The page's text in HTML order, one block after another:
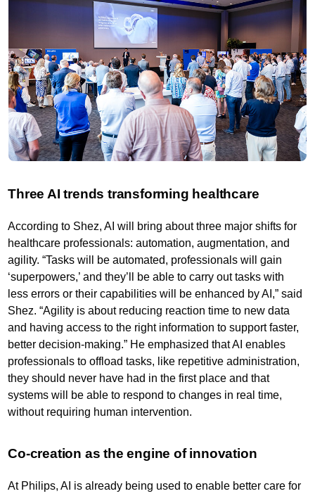
Three AI trends transforming healthcare
According to Shez, AI will bring about three major shifts for
healthcare professionals: automation, augmentation, and
agility. “Tasks will be automated, professionals will gain
‘superpowers,’ and they’ll be able to carry out tasks with
less errors or their capabilities will be enhanced by AI,” said
Shez. “Agility is about reducing reaction time to new data
and having access to the right information to support faster,
better decision-making.” He emphasized that AI enables
professionals to offload tasks, like repetitive administration,
they should never have had in the first place and that
systems will be able to respond to changes in real time,
without requiring human intervention.
Co-creation as the engine of innovation
At Philips, AI is already being used to enable better care for